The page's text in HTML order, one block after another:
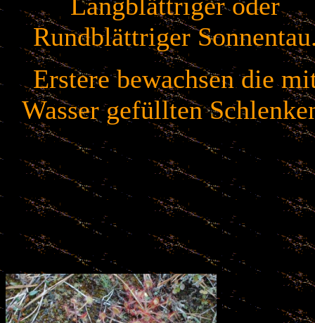
Rundblättriger
Erstere bewachsen die
Wasser gefüllten